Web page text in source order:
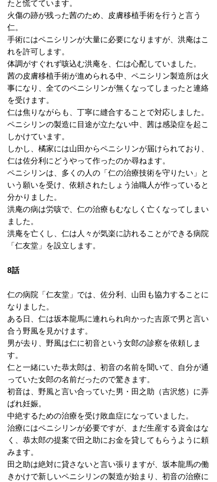
たと慌てています。
火傷の跡が残った茜のため、皮膚移植手術を行うと言う
仁。
手術にはペニシリンが大量に必要になりますが、洪庵はこ
れを許可します。
体調がすぐれず咳込む洪庵を、仁は心配していました。
茜の皮膚移植手術が進められる中、ペニシリン製造所は火
事になり、全てのペニシリンが無くなってしまったと連絡
を受けます。
仁は焦りながらも、丁寧に縫合することで対応しました。
ペニシリンの製造に目途が立たない中、茜は感染症を起こ
しかけています。
しかし、橘家には山田からペニシリンが届けられており、
仁は佐分利にどうやって作ったのか尋ねます。
ペニシリンは、多くの人の「仁の治療技術を守りたい」と
いう願いを受け、依頼されたしょう油職人が作っていると
分かりました。
洪庵の病は労咳で、仁の治療もむなしく亡くなってしまい
ました。
洪庵を亡くし、仁は人々が気楽に訪れることができる病院
「仁友堂」を設立します。
8話
仁の病院「仁友堂」では、佐分利、山田も協力することに
なりました。
ある日、仁は坂本龍馬に連れられ向かった吉原で男と言い
合う野風を見かけます。
男が去り、野風は仁に初音という女郎の診察を依頼しま
す。
仁と一緒にいた恭太郎は、初音の名前を聞いて、自分が通
っていた女郎の名前だったので驚きます。
初音は、野風と言い合っていた男・田之助（吉沢悠）に弄
ばれ妊娠。
中絶するための治療を受け敗血症になっていました。
治療にはペニシリンが必要ですが、まだ生産する資金はな
く、恭太郎の提案で田之助にお金を貸してもらうように頼
みます。
田之助は絶対に貸さないと言い張りますが、坂本龍馬の働
きかけで新しいペニシリンの製造が始まり、初音の治療に